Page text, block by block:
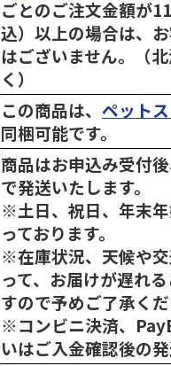
ごとのご注文金額が
込）以上の場合は、
はございません。（
く）
この商品は、 ペット
同梱可能です。
商品はお申込み受付
で発送いたします。
※土日、祝日、年末
っております。
※在庫状況、天候や
って、お届けが遅れ
すので予めご了承くだ
※コンビニ決済、
いはご入金確認後の発